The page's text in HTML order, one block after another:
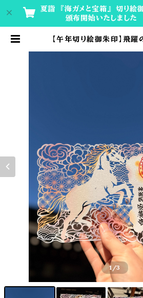
夏詣 『海ガメと宝箱』 切り絵
頒布開始いたしました
【午年切り絵御朱印】飛躍
1 /3